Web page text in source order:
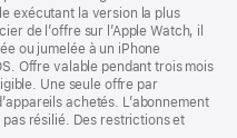
exécutant la version la plus
de l’offre sur l’Apple Watch, il
ou jumelée à un iPhone
Offre valable pendant trois mois
Une seule offre par
achetés. L’abonnement
pas résilié. Des restrictions et